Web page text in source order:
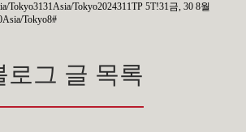
Tokyo3131Asia/Tokyo2024311TP 5T!31금, 30 8월
Tokyo8#
로그 글 목록